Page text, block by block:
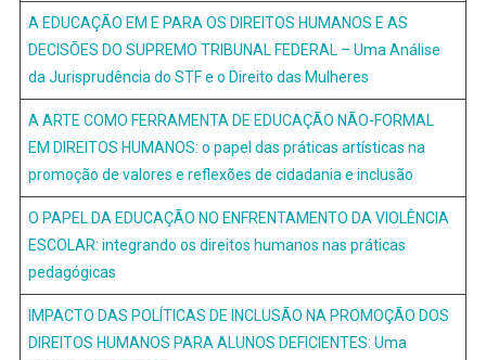
A EDUCAÇÃO EM E PARA OS DIREITOS HUMANOS E AS
DECISÕES DO SUPREMO TRIBUNAL FEDERAL – Uma Análise
da Jurisprudência do STF e o Direito das Mulheres
A ARTE COMO FERRAMENTA DE EDUCAÇÃO NÃO-FORMAL
EM DIREITOS HUMANOS: o papel das práticas artísticas na
promoção de valores e reflexões de cidadania e inclusão
O PAPEL DA EDUCAÇÃO NO ENFRENTAMENTO DA VIOLÊNCIA
ESCOLAR: integrando os direitos humanos nas práticas
pedagógicas
IMPACTO DAS POLÍTICAS DE INCLUSÃO NA PROMOÇÃO DOS
DIREITOS HUMANOS PARA ALUNOS DEFICIENTES: Uma